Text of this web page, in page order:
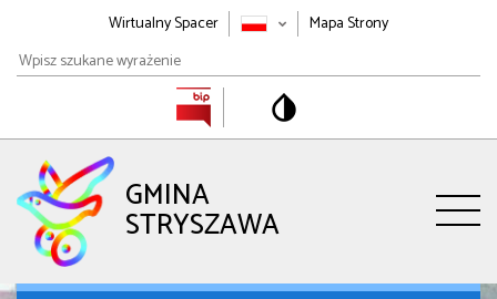
Wirtualny Spacer
Mapa Strony
Wpisz
szukane
GMINA
STRYSZAWA